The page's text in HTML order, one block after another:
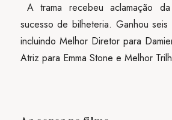
A trama recebeu aclamação
sucesso de bilheteria. Ganhou
incluindo Melhor Diretor para
Atriz para Emma Stone e Melhor